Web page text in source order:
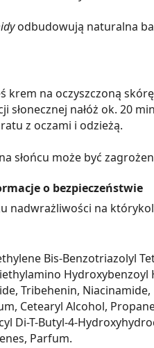
odbudowują naturalna
krem na oczyszczoną
słonecznej nałóż ok. 20
z oczami i odzieżą.
słońcu może być
o bezpieczeństwie
nadwrażliwości na
Bis-Benzotriazolyl
Tribehenin,
Cetearyl Alcohol,
Di-T-Butyl-4-
Parfum.